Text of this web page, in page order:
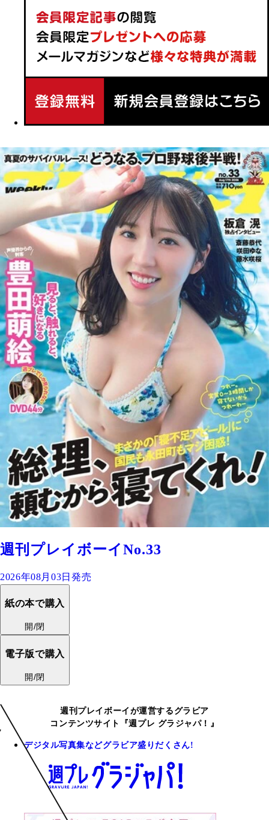
週刊プレイボーイNo.33
2026年08月03日発売
紙の本で購入
開/閉
電子版で購入
開/閉
週刊プレイボーイが運営するグラビア
コンテンツサイト『週プレ グラジャパ！』
デジタル写真集などグラビア盛りだくさん!